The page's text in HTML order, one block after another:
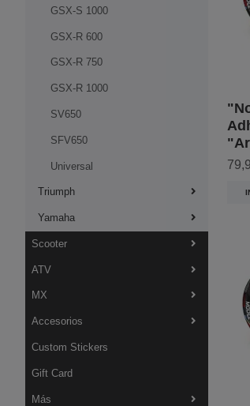
GSX-S 1000
GSX-R 600
GSX-R 750
GSX-R 1000
SV650
SFV650
Universal
Triumph
Yamaha
Scooter
ATV
MX
Accesorios
Custom Stickers
Gift Card
Más